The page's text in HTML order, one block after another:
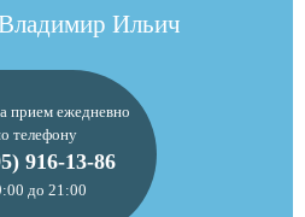
Ильич
прием ежедневно
телефону
916-13-86
до 21:00